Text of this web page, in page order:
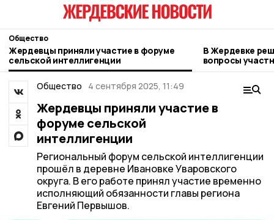
Общество
Жердевцы приняли участие в форуме
сельской интеллигенции
В Жердевке
вопросы
Общество 4 сентября 2025, 11:49
Жердевцы приняли участие в
форуме сельской
интеллигенции
Региональный форум сельской интеллигенции
прошёл в деревне Ивановке Уваровского
округа. В его работе принял участие временно
исполняющий обязанности главы региона
Евгений Первышов.